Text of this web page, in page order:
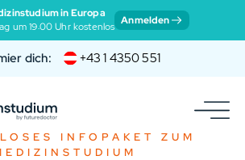
in Europa
um 19:00 Uhr kostenlos Anmelden
dich: +43 1 4350 551
INFOPAKET ZUM